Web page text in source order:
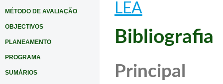
MÉTODO DE AVALIAÇÃO
OBJECTIVOS
PLANEAMENTO
PROGRAMA
SUMÁRIOS
LEA
Bibliografia
Principal